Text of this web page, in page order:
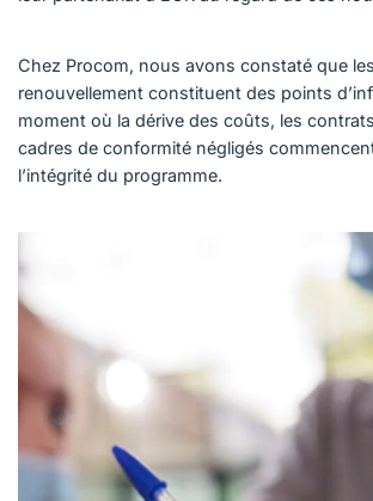
Chez Procom, nous avons constaté que
renouvellement constituent des points
moment où la dérive des coûts, les
cadres de conformité négligés
l’intégrité du programme.